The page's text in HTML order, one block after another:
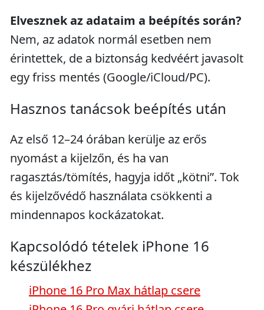
Elvesznek az adataim a beépítés során?
Nem, az adatok normál esetben nem
érintettek, de a biztonság kedvéért javasolt
egy friss mentés (Google/iCloud/PC).
Hasznos tanácsok beépítés után
Az első 12–24 órában kerülje az erős
nyomást a kijelzőn, és ha van
ragasztás/tömítés, hagyja időt „kötni”. Tok
és kijelzővédő használata csökkenti a
mindennapos kockázatokat.
Kapcsolódó tételek iPhone 16
készülékhez
iPhone 16 Pro Max hátlap csere